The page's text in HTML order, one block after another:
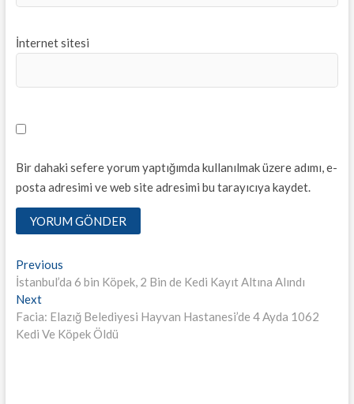
İnternet sitesi
Bir dahaki sefere yorum yaptığımda kullanılmak üzere adımı, e-
posta adresimi ve web site adresimi bu tarayıcıya kaydet.
Yazı
dolaşımı
PreviousPrevious
post:
İstanbul’da 6 bin Köpek, 2 Bin de Kedi Kayıt Altına Alındı
NextNext
post:
Facia: Elazığ Belediyesi Hayvan Hastanesi’de 4 Ayda 1062
Kedi Ve Köpek Öldü